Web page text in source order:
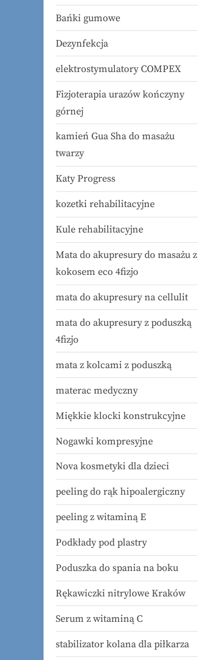
Bańki gumowe
Dezynfekcja
elektrostymulatory COMPEX
Fizjoterapia urazów kończyny
górnej
kamień Gua Sha do masażu
twarzy
Katy Progress
kozetki rehabilitacyjne
Kule rehabilitacyjne
Mata do akupresury do masażu z
kokosem eco 4fizjo
mata do akupresury na cellulit
mata do akupresury z poduszką
4fizjo
mata z kolcami z poduszką
materac medyczny
Miękkie klocki konstrukcyjne
Nogawki kompresyjne
Nova kosmetyki dla dzieci
peeling do rąk hipoalergiczny
peeling z witaminą E
Podkłady pod plastry
Poduszka do spania na boku
Rękawiczki nitrylowe Kraków
Serum z witaminą C
stabilizator kolana dla piłkarza